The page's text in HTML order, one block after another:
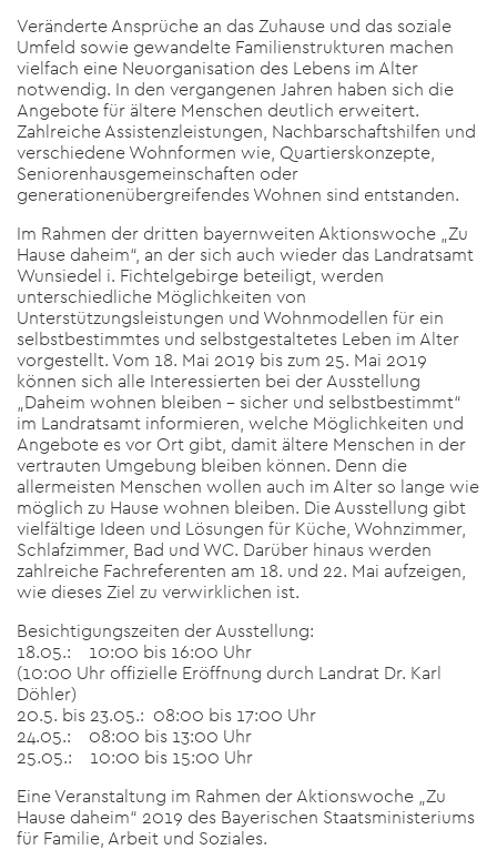
Veränderte Ansprüche an das Zuhause und das soziale
Umfeld sowie gewandelte Familienstrukturen machen
vielfach eine Neuorganisation des Lebens im Alter
notwendig. In den vergangenen Jahren haben sich die
Angebote für ältere Menschen deutlich erweitert.
Zahlreiche Assistenzleistungen, Nachbarschaftshilfen und
verschiedene Wohnformen wie, Quartierskonzepte,
Seniorenhausgemeinschaften oder
generationenübergreifendes Wohnen sind entstanden.
Im Rahmen der dritten bayernweiten Aktionswoche „Zu
Hause daheim“, an der sich auch wieder das Landratsamt
Wunsiedel i. Fichtelgebirge beteiligt, werden
unterschiedliche Möglichkeiten von
Unterstützungsleistungen und Wohnmodellen für ein
selbstbestimmtes und selbstgestaltetes Leben im Alter
vorgestellt. Vom 18. Mai 2019 bis zum 25. Mai 2019
können sich alle Interessierten bei der Ausstellung
„Daheim wohnen bleiben – sicher und selbstbestimmt“
im Landratsamt informieren, welche Möglichkeiten und
Angebote es vor Ort gibt, damit ältere Menschen in der
vertrauten Umgebung bleiben können. Denn die
allermeisten Menschen wollen auch im Alter so lange wie
möglich zu Hause wohnen bleiben. Die Ausstellung gibt
vielfältige Ideen und Lösungen für Küche, Wohnzimmer,
Schlafzimmer, Bad und WC. Darüber hinaus werden
zahlreiche Fachreferenten am 18. und 22. Mai aufzeigen,
wie dieses Ziel zu verwirklichen ist.
Besichtigungszeiten der Ausstellung:
18.05.: 10:00 bis 16:00 Uhr
(10:00 Uhr offizielle Eröffnung durch Landrat Dr. Karl
Döhler)
20.5. bis 23.05.: 08:00 bis 17:00 Uhr
24.05.: 08:00 bis 13:00 Uhr
25.05.: 10:00 bis 15:00 Uhr
Eine Veranstaltung im Rahmen der Aktionswoche „Zu
Hause daheim“ 2019 des Bayerischen Staatsministeriums
für Familie, Arbeit und Soziales.